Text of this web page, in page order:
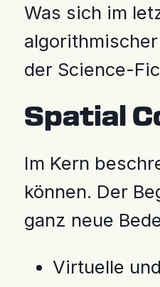
Was sich im
der Science-
Spatial
Im Kern
können. Der
ganz neue
Virtuelle